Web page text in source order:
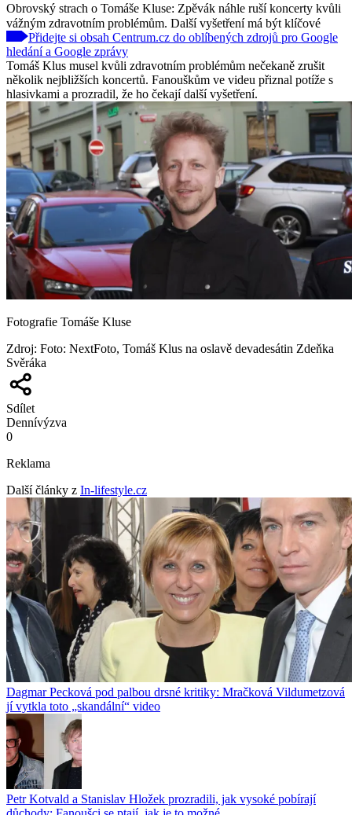
Obrovský strach o Tomáše Kluse: Zpěvák náhle ruší koncerty kvůli
vážným zdravotním problémům. Další vyšetření má být klíčové
Přidejte si obsah Centrum.cz do oblíbených zdrojů pro Google
hledání a Google zprávy
Tomáš Klus musel kvůli zdravotním problémům nečekaně zrušit
několik nejbližších koncertů. Fanouškům ve videu přiznal potíže s
hlasivkami a prozradil, že ho čekají další vyšetření.
Fotografie Tomáše Kluse
Zdroj: Foto: NextFoto, Tomáš Klus na oslavě devadesátin Zdeňka
Svěráka
Sdílet
Dennívýzva
0
Reklama
Další články z In-lifestyle.cz
Dagmar Pecková pod palbou drsné kritiky: Mračková Vildumetzová
jí vytkla toto „skandální“ video
Petr Kotvald a Stanislav Hložek prozradili, jak vysoké pobírají